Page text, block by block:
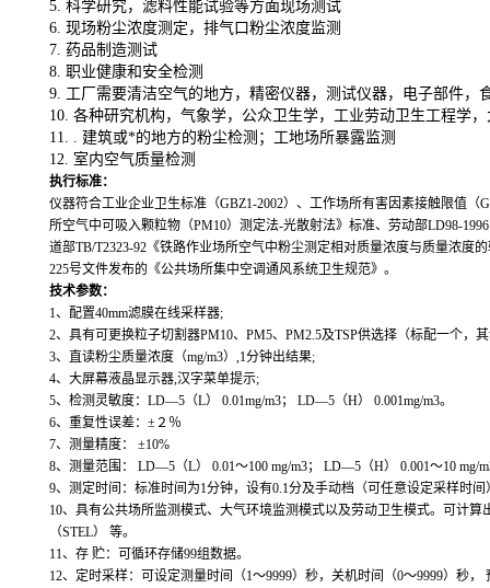
5. 科学研究，滤料性能试验等方面现场测试
6. 现场粉尘浓度测定，排气口粉尘浓度监测
7. 药品制造测试
8. 职业健康和安全检测
9. 工厂需要清洁空气的地方，精密仪器，测试仪器，电子部件，
10. 各种研究机构，气象学，公众卫生学，工业劳动卫生工程学
11. . 建筑或*的地方的粉尘检测；工地场所暴露监测
12. 室内空气质量检测
执行标准：
仪器符合工业企业卫生标准（GBZ1-2002）、工作场所有害因素接触限值（
所空气中可吸入颗粒物（PM10）测定法-光散射法》标准、劳动部LD98-1996
道部TB/T2323-92 《铁路作业场所空气中粉尘测定相对质量浓度与质量浓度
225号文件发布的《公共场所集中空调通风系统卫生规范》。
技术参数：
1、配置40mm滤膜在线采样器;
2、具有可更换粒子切割器PM10、 PM5、 PM2.5及TSP供选择（标配一个，
3、直读粉尘质量浓度（mg/m3） ,1分钟出结果;
4、大屏幕液晶显示器 汉字菜单提示;
5、检测灵敏度： LD—5 （L） 0.01mg/m3； LD—5 （H） 0.001mg/m3。
6、重复性误差： ± ２％
7、测量精度：
±10%
8、测量范围： LD—5 （L） 0.01～100 mg/m3； LD—5 （H） 0.001～10 mg/
9、测定时间：标准时间为1分钟，设有0.1分及手动档（可任意设定采样时间
10、具有公共场所监测模式、大气环境监测模式以及劳动卫生模式。可计算
（STEL）
等。
11、存 贮：可循环存储99组数据。
12、定时采样：可设定测量时间（1～9999）秒，关机时间（0～9999）秒，